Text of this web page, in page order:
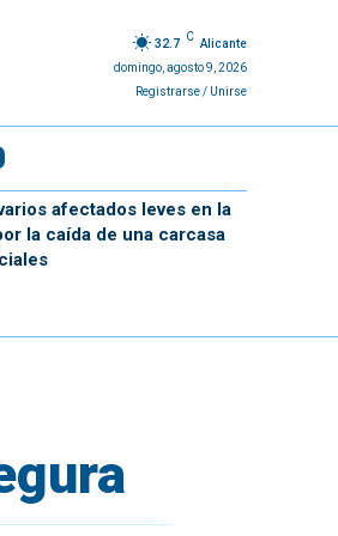
32.7
C
Alicante
domingo, agosto 9, 2026
Registrarse / Unirse
afectados leves en la
la caída de una carcasa